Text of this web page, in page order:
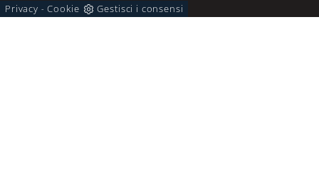
Comodini
Privacy -Cookie Gestisci i consensi